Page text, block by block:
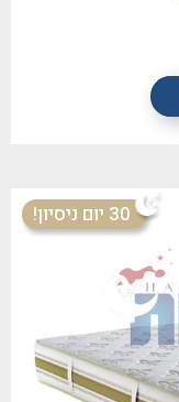
30 יום ניסיון!